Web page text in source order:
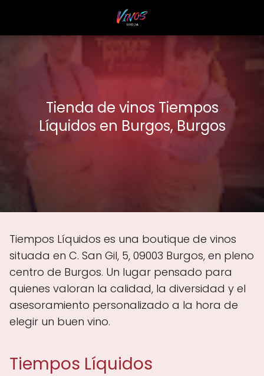
Tienda de vinos Tiempos
Líquidos en Burgos, Burgos
Tiempos Líquidos es una boutique de vinos
situada en C. San Gil, 5, 09003 Burgos, en pleno
centro de Burgos. Un lugar pensado para
quienes valoran la calidad, la diversidad y el
asesoramiento personalizado a la hora de
elegir un buen vino.
Tiempos Líquidos